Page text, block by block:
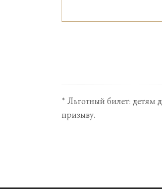
* Льготный билет: детям
призыву.